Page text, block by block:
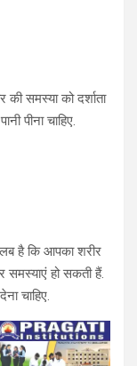
समस्या को दर्शाता
पीना चाहिए.
है कि आपका शरीर
समस्याएं हो सकती हैं.
चाहिए.